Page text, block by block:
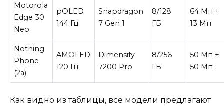
Motorola
Edge 30
Neo
pOLED
144 Гц
Snapdragon
7 Gen 1
8/128
ГБ
64 Мп +
13 Мп
Nothing
Phone
(2a)
AMOLED
120 Гц
Dimensity
7200 Pro
8/256
ГБ
50 Мп +
50 Мп
Как видно из таблицы, все модели предлагают